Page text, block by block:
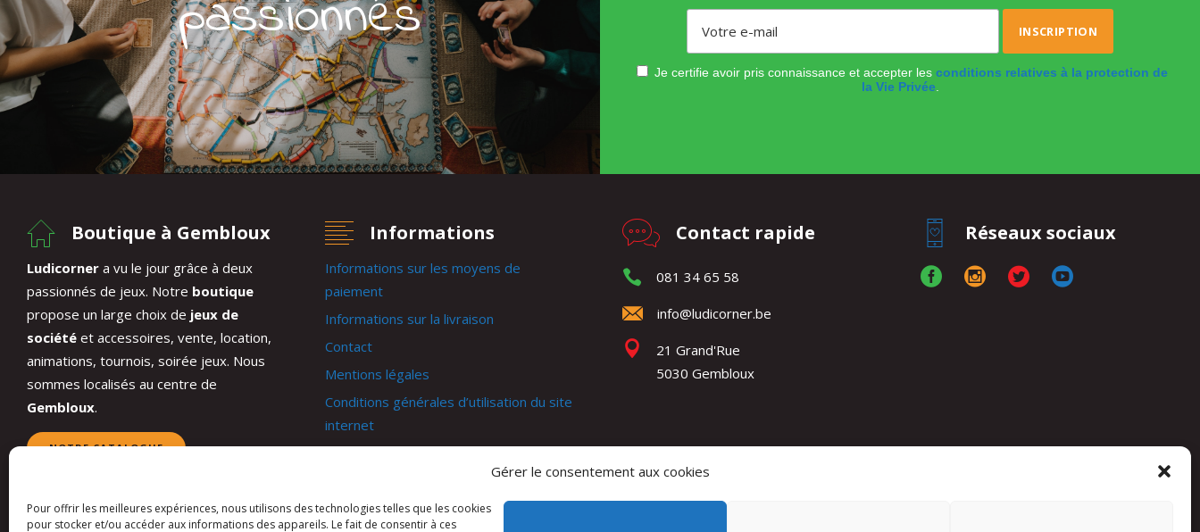
Gérer le consentement aux cookies
Pour offrir les meilleures expériences, nous utilisons des technologies telles que les cookies
pour stocker et/ou accéder aux informations des appareils. Le fait de consentir à ces
passionnés
Je certifie avoir pris connaissance et accepter les conditions relatives à la protection de
la Vie Privée.
Boutique à Gembloux
Ludicorner a vu le jour grâce à deux
passionnés de jeux. Notre boutique
propose un large choix de jeux de
société et accessoires, vente, location,
animations, tournois, soirée jeux. Nous
sommes localisés au centre de
Gembloux.
NOTRE CATALOGUE
Informations
Informations sur les moyens de
paiement
Informations sur la livraison
Contact
Mentions légales
Conditions générales d’utilisation du site
internet
Conditions générales de ventes
Panier
Contact rapide
081 34 65 58
info@ludicorner.be
21 Grand'Rue
5030 Gembloux
Réseaux sociaux